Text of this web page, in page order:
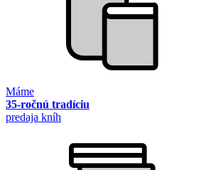
Máme
35-ročnú tradíciu
predaja kníh